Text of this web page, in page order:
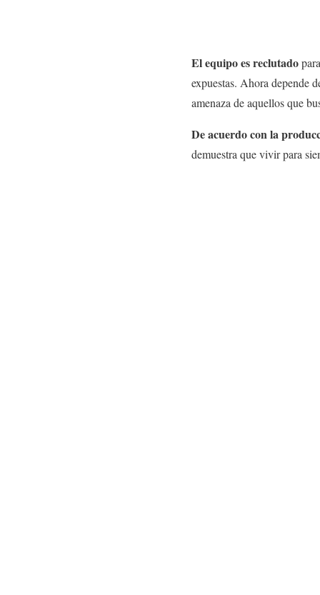
El equipo es reclutado
expuestas. Ahora depende
amenaza de aquellos que
De acuerdo con la
demuestra que vivir para